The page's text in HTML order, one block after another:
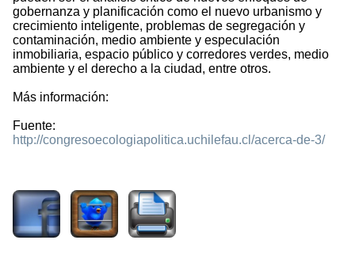
gobernanza y planificación como el nuevo urbanismo y
crecimiento inteligente, problemas de segregación y
contaminación, medio ambiente y especulación
inmobiliaria, espacio público y corredores verdes, medio
ambiente y el derecho a la ciudad, entre otros.
Más información:
Fuente:
http://congresoecologiapolitica.uchilefau.cl/acerca-de-3/